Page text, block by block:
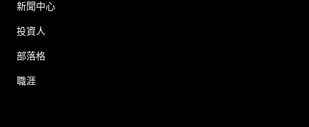
新聞中心
投資人
部落格
職涯